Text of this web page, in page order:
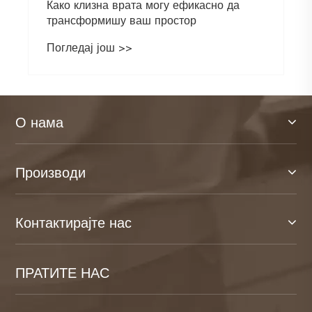
Како клизна врата могу ефикасно да
трансформишу ваш простор
Погледај још >>
О нама
Производи
Контактирајте нас
ПРАТИТЕ НАС